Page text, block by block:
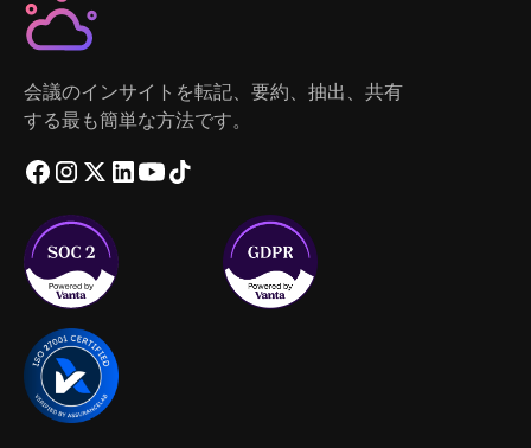
会議のインサイトを転記、要約、抽出、共有
する最も簡単な方法です。